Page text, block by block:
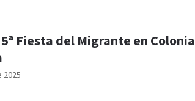
2025
Fiesta del Migrante en Colonia